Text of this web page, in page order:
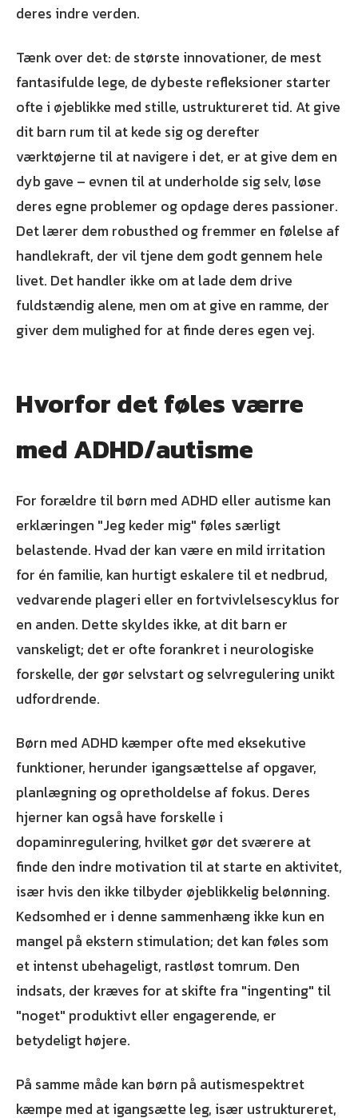
deres indre verden.
Tænk over det: de største innovationer, de mest
fantasifulde lege, de dybeste refleksioner starter
ofte i øjeblikke med stille, ustruktureret tid. At give
dit barn rum til at kede sig og derefter
værktøjerne til at navigere i det, er at give dem en
dyb gave – evnen til at underholde sig selv, løse
deres egne problemer og opdage deres passioner.
Det lærer dem robusthed og fremmer en følelse af
handlekraft, der vil tjene dem godt gennem hele
livet. Det handler ikke om at lade dem drive
fuldstændig alene, men om at give en ramme, der
giver dem mulighed for at finde deres egen vej.
Hvorfor det føles værre
med ADHD/autisme
For forældre til børn med ADHD eller autisme kan
erklæringen "Jeg keder mig" føles særligt
belastende. Hvad der kan være en mild irritation
for én familie, kan hurtigt eskalere til et nedbrud,
vedvarende plageri eller en fortvivlelsescyklus for
en anden. Dette skyldes ikke, at dit barn er
vanskeligt; det er ofte forankret i neurologiske
forskelle, der gør selvstart og selvregulering unikt
udfordrende.
Børn med ADHD kæmper ofte med eksekutive
funktioner, herunder igangsættelse af opgaver,
planlægning og opretholdelse af fokus. Deres
hjerner kan også have forskelle i
dopaminregulering, hvilket gør det sværere at
finde den indre motivation til at starte en aktivitet,
især hvis den ikke tilbyder øjeblikkelig belønning.
Kedsomhed er i denne sammenhæng ikke kun en
mangel på ekstern stimulation; det kan føles som
et intenst ubehageligt, rastløst tomrum. Den
indsats, der kræves for at skifte fra "ingenting" til
"noget" produktivt eller engagerende, er
betydeligt højere.
På samme måde kan børn på autismespektret
kæmpe med at igangsætte leg, især ustruktureret,